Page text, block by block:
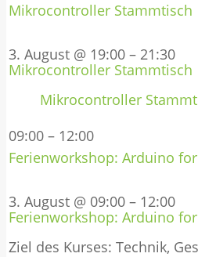
Mikrocontroller Stammtisch
3. August @ 19:00 – 21:30
Mikrocontroller Stammtisch
Mikrocontroller
09:00 – 12:00
Ferienworkshop: Arduino
3. August @ 09:00 – 12:00
Ferienworkshop: Arduino
Ziel des Kurses: Technik,